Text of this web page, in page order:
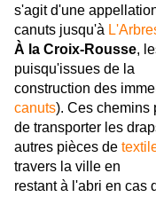
s'agit d'une
canuts jusqu'à
À la Croix-Rousse,
puisqu'issues de la
construction des
canuts). Ces chemins
de transporter les
autres pièces de
travers la ville en
restant à l'abri en cas